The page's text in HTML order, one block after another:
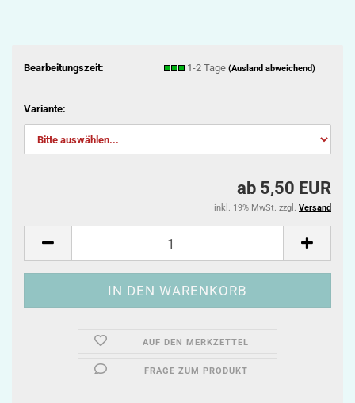
Bearbeitungszeit: 1-2 Tage (Ausland abweichend)
Variante:
ab 5,50 EUR
inkl. 19% MwSt. zzgl. Versand
AUF DEN MERKZETTEL
FRAGE ZUM PRODUKT